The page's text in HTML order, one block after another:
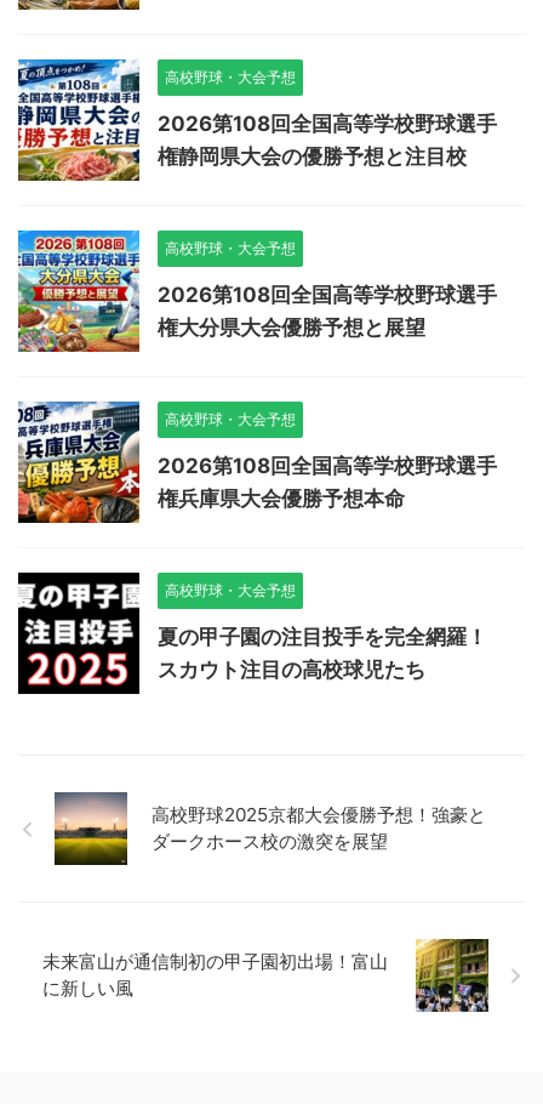
高校野球・大会予想
2026第108回全国高等学校野球選手
権静岡県大会の優勝予想と注目校
高校野球・大会予想
2026第108回全国高等学校野球選手
権大分県大会優勝予想と展望
高校野球・大会予想
2026第108回全国高等学校野球選手
権兵庫県大会優勝予想本命
高校野球・大会予想
夏の甲子園の注目投手を完全網羅！
スカウト注目の高校球児たち
高校野球2025京都大会優勝予想！強豪と
ダークホース校の激突を展望
未来富山が通信制初の甲子園初出場！富山
に新しい風